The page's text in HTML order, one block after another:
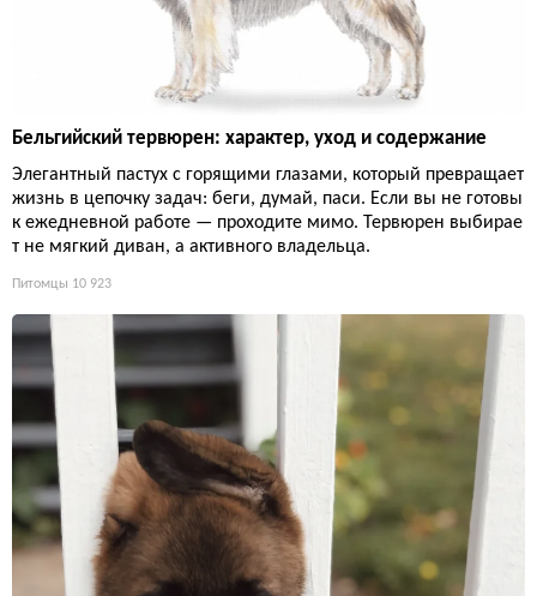
Бельгийский тервюрен: характер, уход и содержание
Элегантный пастух с горящими глазами, который превращает
жизнь в цепочку задач: беги, думай, паси. Если вы не готовы
к ежедневной работе — проходите мимо. Тервюрен выбирае
т не мягкий диван, а активного владельца.
Питомцы 10 923